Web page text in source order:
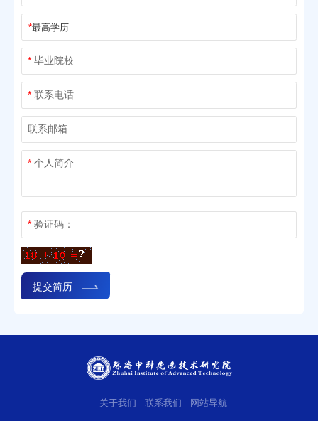
*最高学历
* 毕业院校
* 联系电话
联系邮箱
* 个人简介
* 验证码：
提交简历
关于我们 联系我们 网站导航